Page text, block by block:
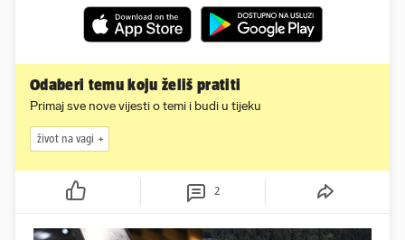
Odaberi temu koju želiš pratiti
Primaj sve nove vijesti o temi i budi u tijeku
život na vagi
2